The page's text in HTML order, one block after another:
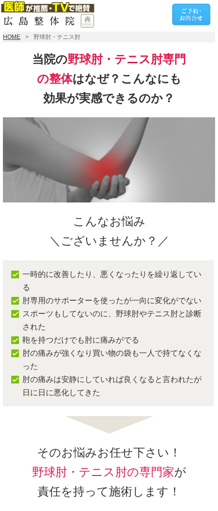
HOME 野球肘・テニス肘
当院の野球肘・テニス肘専門
の整体はなぜ？こんなにも
効果が実感できるのか？
こんなお悩み
＼ございませんか？／
一時的に改善したり、悪くなったりを繰り返してい
る
肘専用のサポーターを使ったが一向に変化がでない
スポーツもしてないのに、野球肘やテニス肘と診断
された
鞄を持つだけでも肘に痛みがでる
肘の痛みが強くなり買い物の袋も一人で持てなくな
った
肘の痛みは安静にしていれば良くなると言われたが
日に日に悪化してきた
そのお悩みお任せ下さい！
野球肘・テニス肘の専門家が
責任を持って施術します！